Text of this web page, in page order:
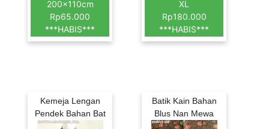
200x110cm
Rp65.000
***HABIS***
XL
Rp180.000
***HABIS***
Kemeja Lengan
Pendek Bahan Bat
Batik Kain Bahan
Blus Nan Mewa